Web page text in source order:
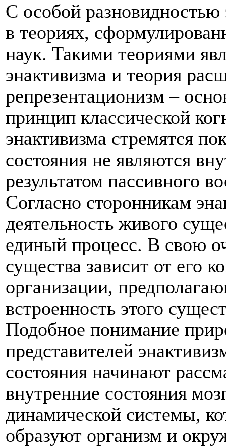
С особой разновидностью
в теориях,
наук. Такими теориями
энактивизма и теория
репрезентационизм –
принцип классической
энактивизма стремятся
состояния не являются
результатом пассивного
Согласно сторонникам
деятельность живого
единый процесс. В свою
существа зависит от его
организации,
встроенность этого
Подобное понимание
представителей
состояния начинают
внутренние состояния
динамической системы,
образуют организм и